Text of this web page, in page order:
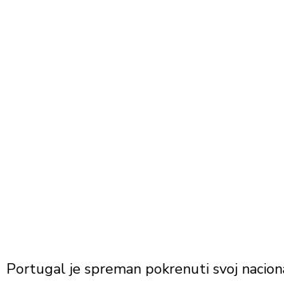
Portugal je spreman pokrenuti svoj